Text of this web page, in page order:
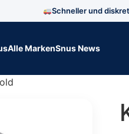
Schneller und
Alle MarkenSnus News